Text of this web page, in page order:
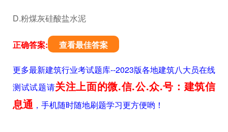
D.粉煤灰硅酸盐水泥
正确答案: 查看最佳答案
更多最新建筑行业考试题库--2023版各地建筑八大员在线
测试试题请关注上面的微.信.公.众.号：建筑信
息通，手机随时随地刷题学习更方便哟！